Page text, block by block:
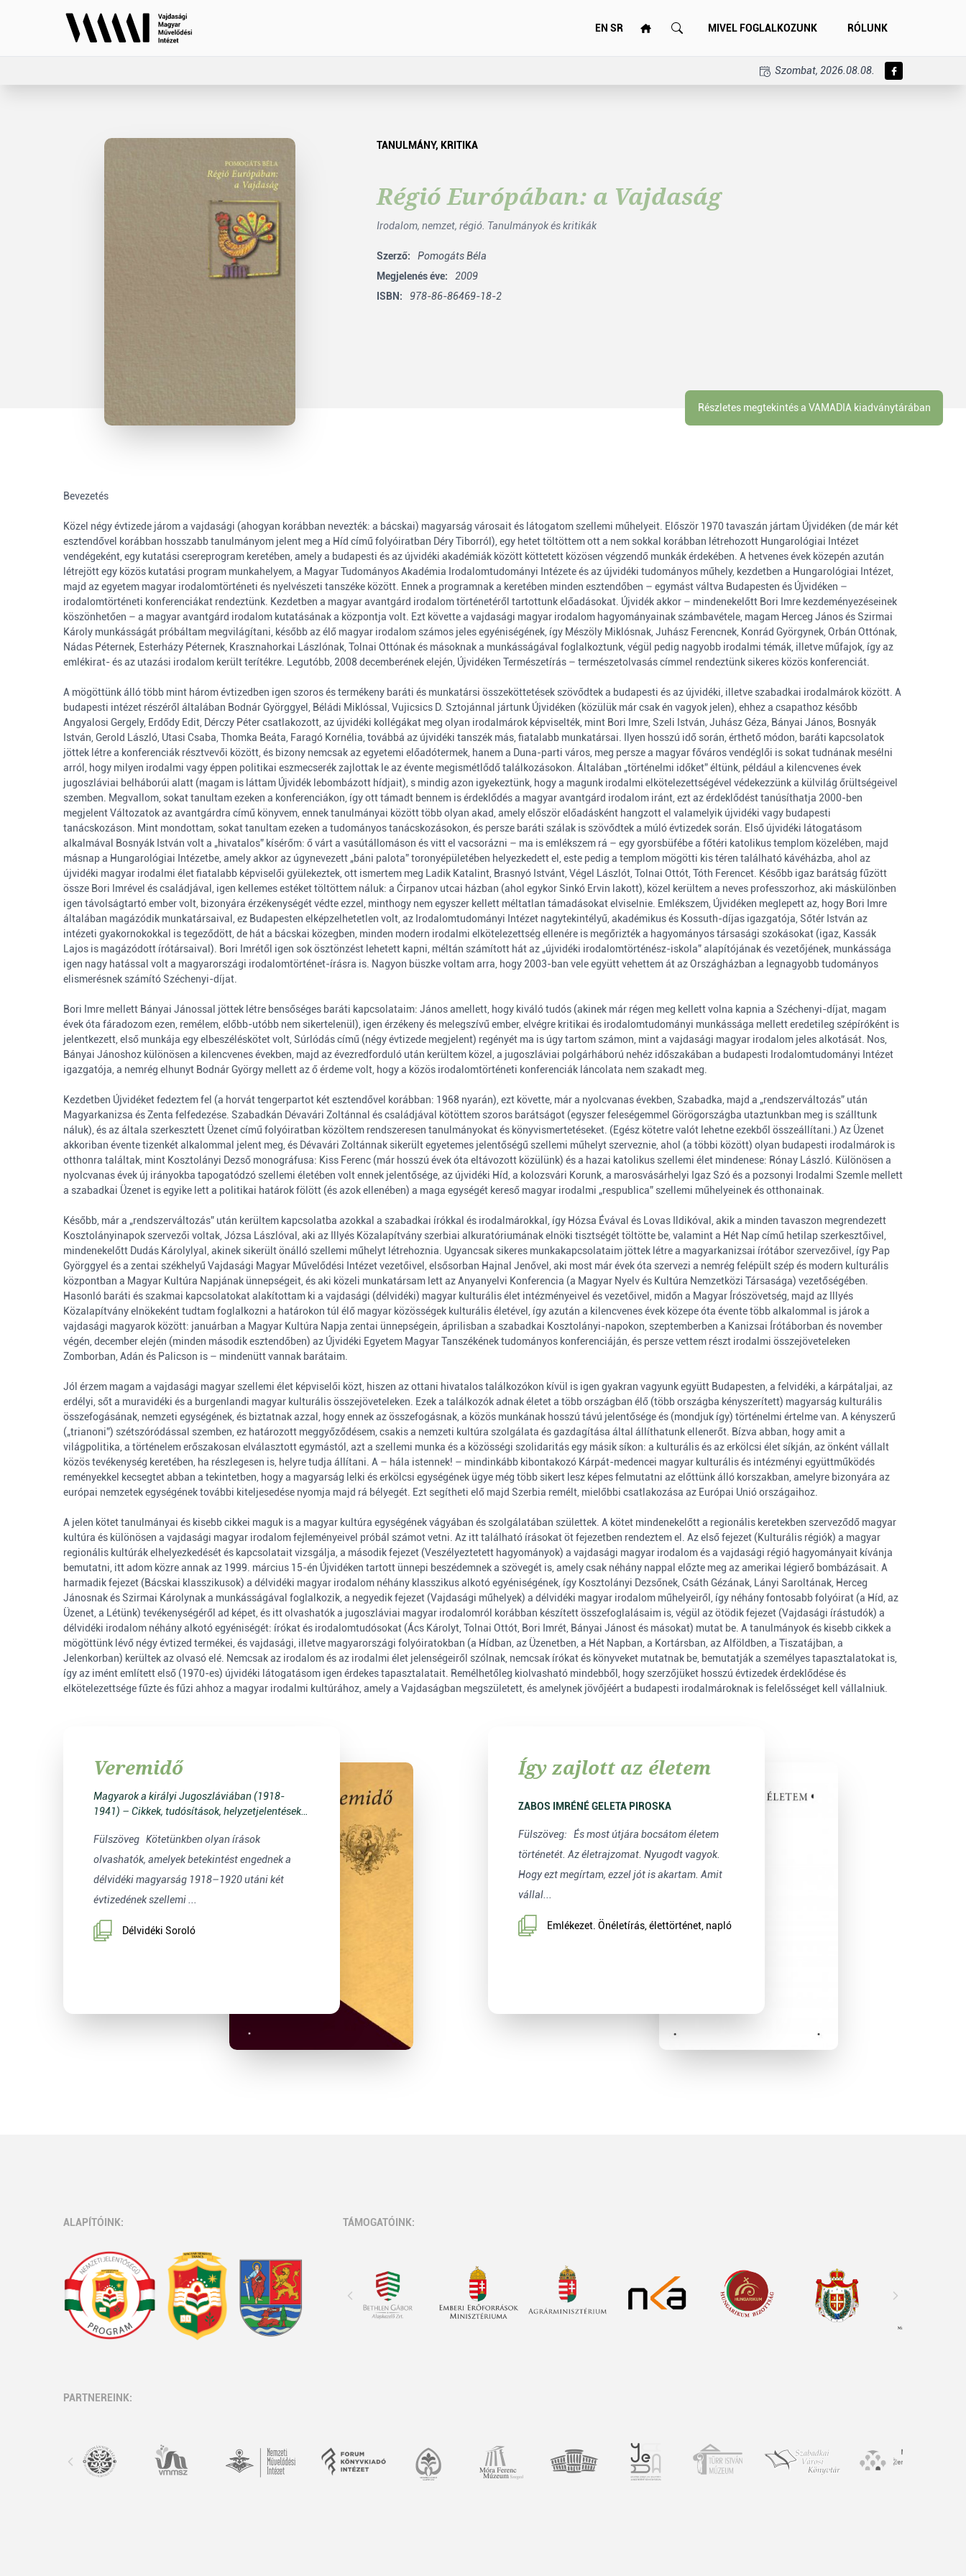
EN SR MIVEL FOGLALKOZUNK RÓLUNK
Szombat, 2026.08.08.
TANULMÁNY, KRITIKA
Régió Európában: a Vajdaság
Irodalom, nemzet, régió. Tanulmányok és kritikák
Szerző:
Pomogáts Béla
Megjelenés éve:
2009
ISBN:
978-86-86469-18-2
Részletes megtekintés a VAMADIA kiadványtárában
Bevezetés
Közel négy évtizede járom a vajdasági (ahogyan korábban nevezték: a bácskai) magyarság városait és látogatom szellemi műhelyeit. Először 1970 tavaszán jártam Újvidéken (de már két
esztendővel korábban hosszabb tanulmányom jelent meg a Híd című folyóiratban Déry Tiborról), egy hetet töltöttem ott a nem sokkal korábban létrehozott Hungarológiai Intézet
vendégeként, egy kutatási csereprogram keretében, amely a budapesti és az újvidéki akadémiák között köttetett közösen végzendő munkák érdekében. A hetvenes évek közepén azután
létrejött egy közös kutatási program munkahelyem, a Magyar Tudományos Akadémia Irodalomtudományi Intézete és az újvidéki tudományos műhely, kezdetben a Hungarológiai Intézet,
majd az egyetem magyar irodalomtörténeti és nyelvészeti tanszéke között. Ennek a programnak a keretében minden esztendőben – egymást váltva Budapesten és Újvidéken –
irodalomtörténeti konferenciákat rendeztünk. Kezdetben a magyar avantgárd irodalom történetéről tartottunk előadásokat. Újvidék akkor – mindenekelőtt Bori Imre kezdeményezéseinek
köszönhetően – a magyar avantgárd irodalom kutatásának a központja volt. Ezt követte a vajdasági magyar irodalom hagyományainak számbavétele, magam Herceg János és Szirmai
Károly munkásságát próbáltam megvilágítani, később az élő magyar irodalom számos jeles egyéniségének, így Mészöly Miklósnak, Juhász Ferencnek, Konrád Györgynek, Orbán Ottónak,
Nádas Péternek, Esterházy Péternek, Krasznahorkai Lászlónak, Tolnai Ottónak és másoknak a munkásságával foglalkoztunk, végül pedig nagyobb irodalmi témák, illetve műfajok, így az
emlékirat- és az utazási irodalom került terítékre. Legutóbb, 2008 decemberének elején, Újvidéken Természetírás – természetolvasás címmel rendeztünk sikeres közös konferenciát.
A mögöttünk álló több mint három évtizedben igen szoros és termékeny baráti és munkatársi összeköttetések szövődtek a budapesti és az újvidéki, illetve szabadkai irodalmárok között. A
budapesti intézet részéről általában Bodnár Györggyel, Béládi Miklóssal, Vujicsics D. Sztojánnal jártunk Újvidéken (közülük már csak én vagyok jelen), ehhez a csapathoz később
Angyalosi Gergely, Erdődy Edit, Dérczy Péter csatlakozott, az újvidéki kollégákat meg olyan irodalmárok képviselték, mint Bori Imre, Szeli István, Juhász Géza, Bányai János, Bosnyák
István, Gerold László, Utasi Csaba, Thomka Beáta, Faragó Kornélia, továbbá az újvidéki tanszék más, fiatalabb munkatársai. Ilyen hosszú idő során, érthető módon, baráti kapcsolatok
jöttek létre a konferenciák résztvevői között, és bizony nemcsak az egyetemi előadótermek, hanem a Duna-parti város, meg persze a magyar főváros vendéglői is sokat tudnának mesélni
arról, hogy milyen irodalmi vagy éppen politikai eszmecserék zajlottak le az évente megismétlődő találkozásokon. Általában „történelmi időket” éltünk, például a kilencvenes évek
jugoszláviai belháborúi alatt (magam is láttam Újvidék lebombázott hídjait), s mindig azon igyekeztünk, hogy a magunk irodalmi elkötelezettségével védekezzünk a külvilág őrültségeivel
szemben. Megvallom, sokat tanultam ezeken a konferenciákon, így ott támadt bennem is érdeklődés a magyar avantgárd irodalom iránt, ezt az érdeklődést tanúsíthatja 2000-ben
megjelent Változatok az avantgárdra című könyvem, ennek tanulmányai között több olyan akad, amely először előadásként hangzott el valamelyik újvidéki vagy budapesti
tanácskozáson. Mint mondottam, sokat tanultam ezeken a tudományos tanácskozásokon, és persze baráti szálak is szövődtek a múló évtizedek során. Első újvidéki látogatásom
alkalmával Bosnyák István volt a „hivatalos” kísérőm: ő várt a vasútállomáson és vitt el vacsorázni – ma is emlékszem rá – egy gyorsbüfébe a főtéri katolikus templom közelében, majd
másnap a Hungarológiai Intézetbe, amely akkor az úgynevezett „báni palota” toronyépületében helyezkedett el, este pedig a templom mögötti kis téren található kávéházba, ahol az
újvidéki magyar irodalmi élet fiatalabb képviselői gyülekeztek, ott ismertem meg Ladik Katalint, Brasnyó Istvánt, Végel Lászlót, Tolnai Ottót, Tóth Ferencet. Később igaz barátság fűzött
össze Bori Imrével és családjával, igen kellemes estéket töltöttem náluk: a Ćirpanov utcai házban (ahol egykor Sinkó Ervin lakott), közel kerültem a neves professzorhoz, aki máskülönben
igen távolságtartó ember volt, bizonyára érzékenységét védte ezzel, minthogy nem egyszer kellett méltatlan támadásokat elviselnie. Emlékszem, Újvidéken meglepett az, hogy Bori Imre
általában magázódik munkatársaival, ez Budapesten elképzelhetetlen volt, az Irodalomtudományi Intézet nagytekintélyű, akadémikus és Kossuth-díjas igazgatója, Sőtér István az
intézeti gyakornokokkal is tegeződött, de hát a bácskai közegben, minden modern irodalmi elkötelezettség ellenére is megőrizték a hagyományos társasági szokásokat (igaz, Kassák
Lajos is magázódott írótársaival). Bori Imrétől igen sok ösztönzést lehetett kapni, méltán számított hát az „újvidéki irodalomtörténész-iskola” alapítójának és vezetőjének, munkássága
igen nagy hatással volt a magyarországi irodalomtörténet-írásra is. Nagyon büszke voltam arra, hogy 2003-ban vele együtt vehettem át az Országházban a legnagyobb tudományos
elismerésnek számító Széchenyi-díjat.
Bori Imre mellett Bányai Jánossal jöttek létre bensőséges baráti kapcsolataim: János amellett, hogy kiváló tudós (akinek már régen meg kellett volna kapnia a Széchenyi-díjat, magam
évek óta fáradozom ezen, remélem, előbb-utóbb nem sikertelenül), igen érzékeny és melegszívű ember, elvégre kritikai és irodalomtudományi munkássága mellett eredetileg szépíróként is
jelentkezett, első munkája egy elbeszéléskötet volt, Súrlódás című (négy évtizede megjelent) regényét ma is úgy tartom számon, mint a vajdasági magyar irodalom jeles alkotását. Nos,
Bányai Jánoshoz különösen a kilencvenes években, majd az évezredforduló után kerültem közel, a jugoszláviai polgárháború nehéz időszakában a budapesti Irodalomtudományi Intézet
igazgatója, a nemrég elhunyt Bodnár György mellett az ő érdeme volt, hogy a közös irodalomtörténeti konferenciák láncolata nem szakadt meg.
Kezdetben Újvidéket fedeztem fel (a horvát tengerpartot két esztendővel korábban: 1968 nyarán), ezt követte, már a nyolcvanas években, Szabadka, majd a „rendszerváltozás” után
Magyarkanizsa és Zenta felfedezése. Szabadkán Dévavári Zoltánnal és családjával kötöttem szoros barátságot (egyszer feleségemmel Görögországba utaztunkban meg is szálltunk
náluk), és az általa szerkesztett Üzenet című folyóiratban közöltem rendszeresen tanulmányokat és könyvismertetéseket. (Egész kötetre valót lehetne ezekből összeállítani.) Az Üzenet
akkoriban évente tizenkét alkalommal jelent meg, és Dévavári Zoltánnak sikerült egyetemes jelentőségű szellemi műhelyt szerveznie, ahol (a többi között) olyan budapesti irodalmárok is
otthonra találtak, mint Kosztolányi Dezső monográfusa: Kiss Ferenc (már hosszú évek óta eltávozott közülünk) és a hazai katolikus szellemi élet mindenese: Rónay László. Különösen a
nyolcvanas évek új irányokba tapogatódzó szellemi életében volt ennek jelentősége, az újvidéki Híd, a kolozsvári Korunk, a marosvásárhelyi Igaz Szó és a pozsonyi Irodalmi Szemle mellett
a szabadkai Üzenet is egyike lett a politikai határok fölött (és azok ellenében) a maga egységét kereső magyar irodalmi „respublica” szellemi műhelyeinek és otthonainak.
Később, már a „rendszerváltozás” után kerültem kapcsolatba azokkal a szabadkai írókkal és irodalmárokkal, így Hózsa Évával és Lovas Ildikóval, akik a minden tavaszon megrendezett
Kosztolányinapok szervezői voltak, Józsa Lászlóval, aki az Illyés Közalapítvány szerbiai alkuratóriumának elnöki tisztségét töltötte be, valamint a Hét Nap című hetilap szerkesztőivel,
mindenekelőtt Dudás Károlylyal, akinek sikerült önálló szellemi műhelyt létrehoznia. Ugyancsak sikeres munkakapcsolataim jöttek létre a magyarkanizsai írótábor szervezőivel, így Pap
Györggyel és a zentai székhelyű Vajdasági Magyar Művelődési Intézet vezetőivel, elsősorban Hajnal Jenővel, aki most már évek óta szervezi a nemrég felépült szép és modern kulturális
központban a Magyar Kultúra Napjának ünnepségeit, és aki közeli munkatársam lett az Anyanyelvi Konferencia (a Magyar Nyelv és Kultúra Nemzetközi Társasága) vezetőségében.
Hasonló baráti és szakmai kapcsolatokat alakítottam ki a vajdasági (délvidéki) magyar kulturális élet intézményeivel és vezetőivel, midőn a Magyar Írószövetség, majd az Illyés
Közalapítvány elnökeként tudtam foglalkozni a határokon túl élő magyar közösségek kulturális életével, így azután a kilencvenes évek közepe óta évente több alkalommal is járok a
vajdasági magyarok között: januárban a Magyar Kultúra Napja zentai ünnepségein, áprilisban a szabadkai Kosztolányi-napokon, szeptemberben a Kanizsai Írótáborban és november
végén, december elején (minden második esztendőben) az Újvidéki Egyetem Magyar Tanszékének tudományos konferenciáján, és persze vettem részt irodalmi összejöveteleken
Zomborban, Adán és Palicson is – mindenütt vannak barátaim.
Jól érzem magam a vajdasági magyar szellemi élet képviselői közt, hiszen az ottani hivatalos találkozókon kívül is igen gyakran vagyunk együtt Budapesten, a felvidéki, a kárpátaljai, az
erdélyi, sőt a muravidéki és a burgenlandi magyar kulturális összejöveteleken. Ezek a találkozók adnak életet a több országban élő (több országba kényszerített) magyarság kulturális
összefogásának, nemzeti egységének, és biztatnak azzal, hogy ennek az összefogásnak, a közös munkának hosszú távú jelentősége és (mondjuk így) történelmi értelme van. A kényszerű
(„trianoni”) szétszóródással szemben, ez határozott meggyőződésem, csakis a nemzeti kultúra szolgálata és gazdagítása által állíthatunk ellenerőt. Bízva abban, hogy amit a
világpolitika, a történelem erőszakosan elválasztott egymástól, azt a szellemi munka és a közösségi szolidaritás egy másik síkon: a kulturális és az erkölcsi élet síkján, az önként vállalt
közös tevékenység keretében, ha részlegesen is, helyre tudja állítani. A – hála istennek! – mindinkább kibontakozó Kárpát-medencei magyar kulturális és intézményi együttműködés
reményekkel kecsegtet abban a tekintetben, hogy a magyarság lelki és erkölcsi egységének ügye még több sikert lesz képes felmutatni az előttünk álló korszakban, amelyre bizonyára az
európai nemzetek egységének további kiteljesedése nyomja majd rá bélyegét. Ezt segítheti elő majd Szerbia remélt, mielőbbi csatlakozása az Európai Unió országaihoz.
A jelen kötet tanulmányai és kisebb cikkei maguk is a magyar kultúra egységének vágyában és szolgálatában születtek. A kötet mindenekelőtt a regionális keretekben szerveződő magyar
kultúra és különösen a vajdasági magyar irodalom fejleményeivel próbál számot vetni. Az itt található írásokat öt fejezetben rendeztem el. Az első fejezet (Kulturális régiók) a magyar
regionális kultúrák elhelyezkedését és kapcsolatait vizsgálja, a második fejezet (Veszélyeztetett hagyományok) a vajdasági magyar irodalom és a vajdasági régió hagyományait kívánja
bemutatni, itt adom közre annak az 1999. március 15-én Újvidéken tartott ünnepi beszédemnek a szövegét is, amely csak néhány nappal előzte meg az amerikai légierő bombázásait. A
harmadik fejezet (Bácskai klasszikusok) a délvidéki magyar irodalom néhány klasszikus alkotó egyéniségének, így Kosztolányi Dezsőnek, Csáth Gézának, Lányi Saroltának, Herceg
Jánosnak és Szirmai Károlynak a munkásságával foglalkozik, a negyedik fejezet (Vajdasági műhelyek) a délvidéki magyar irodalom műhelyeiről, így néhány fontosabb folyóirat (a Híd, az
Üzenet, a Létünk) tevékenységéről ad képet, és itt olvashatók a jugoszláviai magyar irodalomról korábban készített összefoglalásaim is, végül az ötödik fejezet (Vajdasági írástudók) a
délvidéki irodalom néhány alkotó egyéniségét: írókat és irodalomtudósokat (Ács Károlyt, Tolnai Ottót, Bori Imrét, Bányai Jánost és másokat) mutat be. A tanulmányok és kisebb cikkek a
mögöttünk lévő négy évtized termékei, és vajdasági, illetve magyarországi folyóiratokban (a Hídban, az Üzenetben, a Hét Napban, a Kortársban, az Alföldben, a Tiszatájban, a
Jelenkorban) kerültek az olvasó elé. Nemcsak az irodalom és az irodalmi élet jelenségeiről szólnak, nemcsak írókat és könyveket mutatnak be, bemutatják a személyes tapasztalatokat is,
így az imént említett első (1970-es) újvidéki látogatásom igen érdekes tapasztalatait. Remélhetőleg kiolvasható mindebből, hogy szerzőjüket hosszú évtizedek érdeklődése és
elkötelezettsége fűzte és fűzi ahhoz a magyar irodalmi kultúrához, amely a Vajdaságban megszületett, és amelynek jövőjéért a budapesti irodalmároknak is felelősséget kell vállalniuk.
Veremidő
Magyarok a királyi Jugoszláviában (1918-
1941) – Cikkek, tudósítások, helyzetjelentések a
Fülszöveg Kötetünkben olyan írások
olvashatók, amelyek betekintést engednek a
délvidéki magyarság 1918–1920 utáni két
évtizedének szellemi ...
Délvidéki Soroló
Így zajlott az életem
ZABOS IMRÉNÉ GELETA PIROSKA
Fülszöveg: És most útjára bocsátom életem
történetét. Az életrajzomat. Nyugodt vagyok.
Hogy ezt megírtam, ezzel jót is akartam. Amit
vállal...
Emlékezet. Önéletírás, élettörténet, napló
ALAPÍTÓINK: TÁMOGATÓINK:
PARTNEREINK: